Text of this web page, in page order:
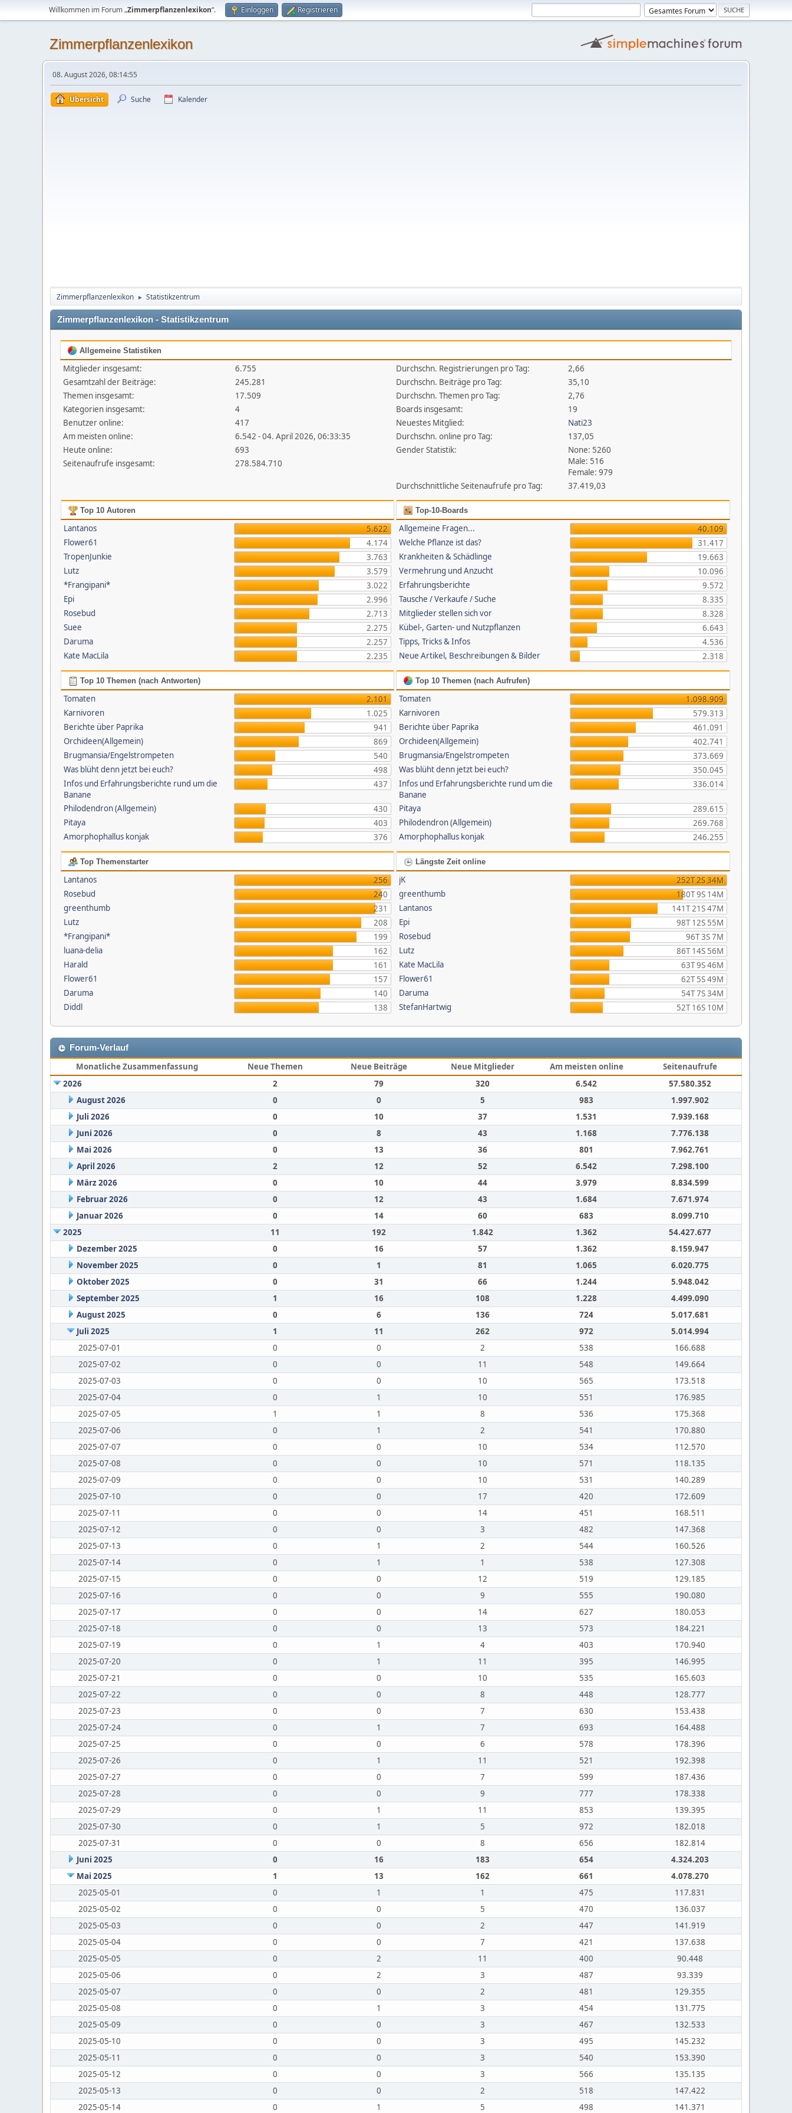
Willkommen im Forum „Zimmerpflanzenlexikon“. Einloggen Registrieren
Zimmerpflanzenlexikon
08. August 2026, 08:14:55
Übersicht Suche Kalender
Zimmerpflanzenlexikon ► Statistikzentrum
Zimmerpflanzenlexikon - Statistikzentrum
Allgemeine Statistiken
Mitglieder insgesamt:
6.755
Gesamtzahl der Beiträge:
245.281
Themen insgesamt:
17.509
Kategorien insgesamt:
4
Benutzer online:
417
Am meisten online:
6.542 - 04. April 2026, 06:33:35
Heute online:
693
Seitenaufrufe insgesamt:
278.584.710
Durchschn. Registrierungen pro Tag:
2,66
Durchschn. Beiträge pro Tag:
35,10
Durchschn. Themen pro Tag:
2,76
Boards insgesamt:
19
Neuestes Mitglied:
Nati23
Durchschn. online pro Tag:
137,05
Gender Statistik:
None: 5260
Male: 516
Female: 979
Durchschnittliche Seitenaufrufe pro Tag:
37.419,03
Top 10 Autoren
Lantanos
5.622
Flower61
4.174
TropenJunkie
3.763
Lutz
3.579
*Frangipani*
3.022
Epi
2.996
Rosebud
2.713
Suee
2.275
Daruma
2.257
Kate MacLila
2.235
Top-10-Boards
Allgemeine Fragen...
40.109
Welche Pflanze ist das?
31.417
Krankheiten & Schädlinge
19.663
Vermehrung und Anzucht
10.096
Erfahrungsberichte
9.572
Tausche / Verkaufe / Suche
8.335
Mitglieder stellen sich vor
8.328
Kübel-, Garten- und Nutzpflanzen
6.643
Tipps, Tricks & Infos
4.536
Neue Artikel, Beschreibungen & Bilder
2.318
Top 10 Themen (nach Antworten)
Tomaten
2.101
Karnivoren
1.025
Berichte über Paprika
941
Orchideen(Allgemein)
869
Brugmansia/Engelstrompeten
540
Was blüht denn jetzt bei euch?
498
Infos und Erfahrungsberichte rund um die
Banane
437
Philodendron (Allgemein)
430
Pitaya
403
Amorphophallus konjak
376
Top 10 Themen (nach Aufrufen)
Tomaten
1.098.909
Karnivoren
579.313
Berichte über Paprika
461.091
Orchideen(Allgemein)
402.741
Brugmansia/Engelstrompeten
373.669
Was blüht denn jetzt bei euch?
350.045
Infos und Erfahrungsberichte rund um die
Banane
336.014
Pitaya
289.615
Philodendron (Allgemein)
269.768
Amorphophallus konjak
246.255
Top Themenstarter
Lantanos
256
Rosebud
240
greenthumb
231
Lutz
208
*Frangipani*
199
luana-delia
162
Harald
161
Flower61
157
Daruma
140
Diddl
138
Längste Zeit online
jK
252T 2S 34M
greenthumb
180T 9S 14M
Lantanos
141T 21S 47M
Epi
98T 12S 55M
Rosebud
96T 3S 7M
Lutz
86T 14S 56M
Kate MacLila
63T 9S 46M
Flower61
62T 5S 49M
Daruma
54T 7S 34M
StefanHartwig
52T 16S 10M
Forum-Verlauf
Monatliche Zusammenfassung Neue Themen Neue Beiträge Neue Mitglieder Am meisten online
Seitenaufrufe
2026
2 79 320 6.542
57.580.352
August 2026
0 0 5 983
1.997.902
Juli 2026
0 10 37 1.531
7.939.168
Juni 2026
0 8 43 1.168
7.776.138
Mai 2026
0 13 36 801
7.962.761
April 2026
2 12 52 6.542
7.298.100
März 2026
0 10 44 3.979
8.834.599
Februar 2026
0 12 43 1.684
7.671.974
Januar 2026
0 14 60 683
8.099.710
2025
11 192 1.842 1.362
54.427.677
Dezember 2025
0 16 57 1.362
8.159.947
November 2025
0 1 81 1.065
6.020.775
Oktober 2025
0 31 66 1.244
5.948.042
September 2025
1 16 108 1.228
4.499.090
August 2025
0 6 136 724
5.017.681
Juli 2025
1 11 262 972
5.014.994
2025-07-01
0 0 2 538
166.688
2025-07-02
0 0 11 548
149.664
2025-07-03
0 0 10 565
173.518
2025-07-04
0 1 10 551
176.985
2025-07-05
1 1 8 536
175.368
2025-07-06
0 1 2 541
170.880
2025-07-07
0 0 10 534
112.570
2025-07-08
0 0 10 571
118.135
2025-07-09
0 0 10 531
140.289
2025-07-10
0 0 17 420
172.609
2025-07-11
0 0 14 451
168.511
2025-07-12
0 0 3 482
147.368
2025-07-13
0 1 2 544
160.526
2025-07-14
0 1 1 538
127.308
2025-07-15
0 0 12 519
129.185
2025-07-16
0 0 9 555
190.080
2025-07-17
0 0 14 627
180.053
2025-07-18
0 0 13 573
184.221
2025-07-19
0 1 4 403
170.940
2025-07-20
0 1 11 395
146.995
2025-07-21
0 0 10 535
165.603
2025-07-22
0 0 8 448
128.777
2025-07-23
0 0 7 630
153.438
2025-07-24
0 1 7 693
164.488
2025-07-25
0 0 6 578
178.396
2025-07-26
0 1 11 521
192.398
2025-07-27
0 0 7 599
187.436
2025-07-28
0 0 9 777
178.338
2025-07-29
0 1 11 853
139.395
2025-07-30
0 1 5 972
182.018
2025-07-31
0 0 8 656
182.814
Juni 2025
0 16 183 654
4.324.203
Mai 2025
1 13 162 661
4.078.270
2025-05-01
0 1 1 475
117.831
2025-05-02
0 0 5 470
136.037
2025-05-03
0 0 2 447
141.919
2025-05-04
0 0 7 421
137.638
2025-05-05
0 2 11 400
90.448
2025-05-06
0 2 3 487
93.339
2025-05-07
0 0 2 481
129.355
2025-05-08
0 1 3 454
131.775
2025-05-09
0 0 3 467
132.533
2025-05-10
0 0 3 495
145.232
2025-05-11
0 0 3 540
153.390
2025-05-12
0 0 3 566
135.135
2025-05-13
0 0 2 518
147.422
2025-05-14
0 1 5 498 141.371